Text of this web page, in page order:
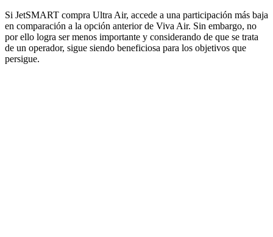
Si JetSMART compra Ultra Air, accede a una participación más baja
en comparación a la opción anterior de Viva Air. Sin embargo, no
por ello logra ser menos importante y considerando de que se trata
de un operador, sigue siendo beneficiosa para los objetivos que
persigue.